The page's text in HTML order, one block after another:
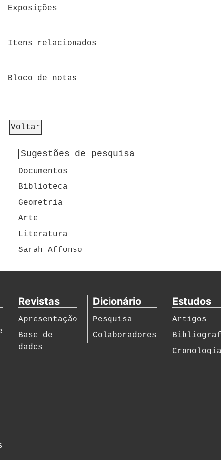
Exposições
Itens relacionados
Bloco de notas
Voltar
Sugestões de pesquisa
Documentos
Biblioteca
Geometria
Arte
Literatura
Sarah Affonso
Revistas
Apresentação
Base de
dados
Dicionário
Pesquisa
Colaboradores
Estudos
Artigos